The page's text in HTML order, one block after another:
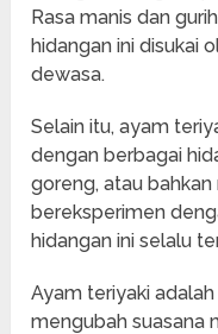
Rasa manis dan
hidangan ini disukai
dewasa.
Selain itu, ayam
dengan berbagai
goreng, atau
bereksperimen
hidangan ini selalu
Ayam teriyaki
mengubah suasana